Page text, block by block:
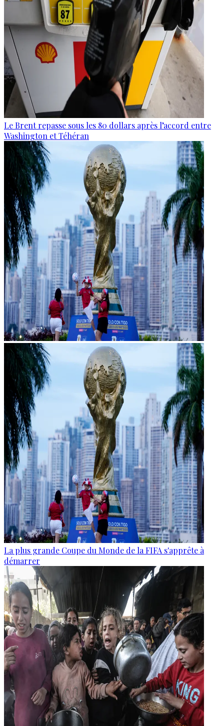
Le Brent repasse sous les 80 dollars après l’accord entre
Washington et Téhéran
La plus grande Coupe du Monde de la FIFA s'apprête à
démarrer